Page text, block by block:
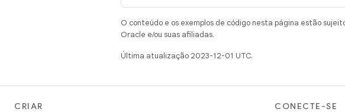
O conteúdo e os exemplos de código nesta página estão
Oracle e/ou suas afiliadas.
Última atualização 2023-12-01 UTC.
CRIAR CONECTE-SE